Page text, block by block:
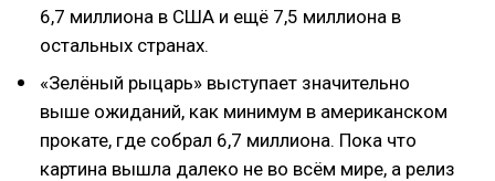
6,7 миллиона в США и ещё 7,5 миллиона в
остальных странах.
«Зелёный рыцарь» выступает значительно
выше ожиданий, как минимум в американском
прокате, где собрал 6,7 миллиона. Пока что
картина вышла далеко не во всём мире, а релиз